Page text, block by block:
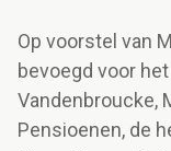
Op voorstel van
bevoegd voor
Vandenbroucke,
Pensioenen, de